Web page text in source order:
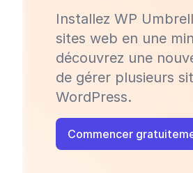
Installez WP
sites web en une
découvrez une
de gérer plusieurs
WordPress.
Commencer